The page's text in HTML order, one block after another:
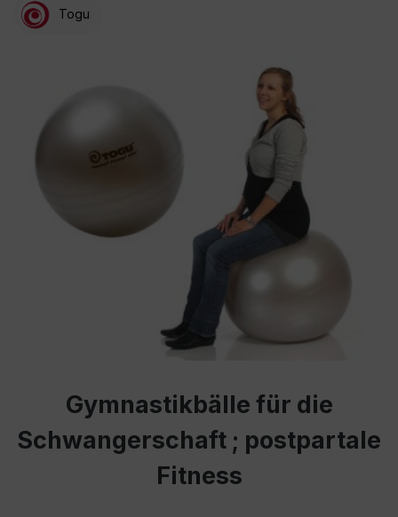
Togu
Gymnastikbälle für die
Schwangerschaft ; postpartale
Fitness